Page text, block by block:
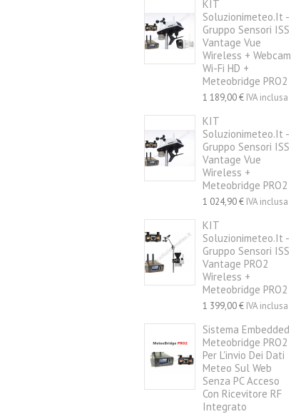
KIT
Soluzionimeteo.it -
Gruppo Sensori ISS
Vantage Vue
Wireless + Webcam
Wi-Fi HD +
Meteobridge PRO2
1 189,00 € IVA inclusa
KIT
Soluzionimeteo.it -
Gruppo Sensori ISS
Vantage Vue
Wireless +
Meteobridge PRO2
1 024,90 € IVA inclusa
KIT
Soluzionimeteo.it -
Gruppo Sensori ISS
Vantage PRO2
Wireless +
Meteobridge PRO2
1 399,00 € IVA inclusa
Sistema Embedded
Meteobridge PRO2
Per L'invio Dei Dati
Meteo Sul Web
Senza PC Acceso
Con Ricevitore RF
Integrato